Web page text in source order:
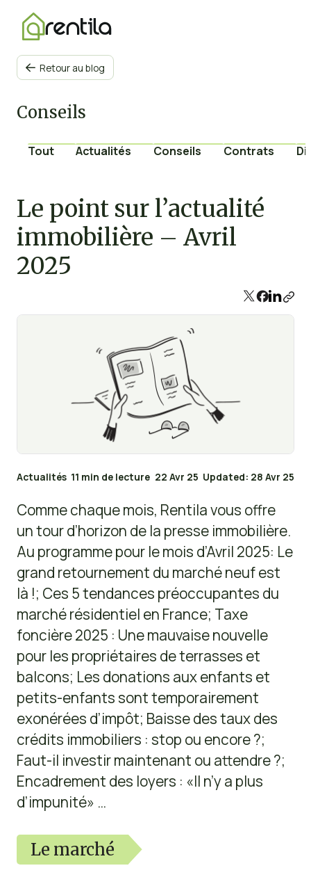
 Retour au blog
Conseils
Tout Actualités Conseils Contrats
Le point sur l’actualité
immobilière – Avril
2025
Actualités 11 min de lecture 22 Avr 25 Updated: 28 Avr 25
Comme chaque mois, Rentila vous offre
un tour d’horizon de la presse immobilière.
Au programme pour le mois d’Avril 2025: Le
grand retournement du marché neuf est
là !; Ces 5 tendances préoccupantes du
marché résidentiel en France; Taxe
foncière 2025 : Une mauvaise nouvelle
pour les propriétaires de terrasses et
balcons; Les donations aux enfants et
petits-enfants sont temporairement
exonérées d’impôt; Baisse des taux des
crédits immobiliers : stop ou encore ?;
Faut-il investir maintenant ou attendre ?;
Encadrement des loyers : «Il n’y a plus
d’impunité» …
Le marché